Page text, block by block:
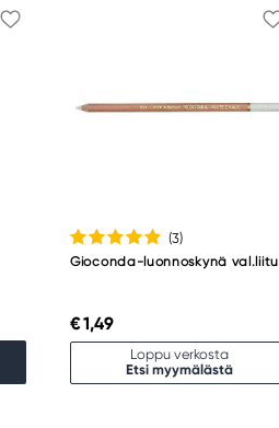
(3)
Gioconda-luonnoskynä val.liitu
€ 1,49
Loppu verkosta
Etsi myymälästä